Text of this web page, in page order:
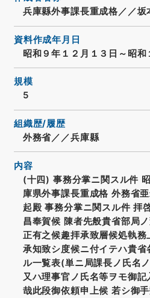
兵庫縣外事課長重成格／／
資料作成年月日
昭和９年１２月１３日～昭和
規模
5
組織歴/履歴
外務省／／兵庫縣
内容
(十四) 事務分掌ニ関スル件
庫県外事課長重成格 外務省
起殿 事務分掌ニ関スル件 拝
昌奉賀候 陳者先般貴省部局
正有之候趣拝承致層候処執
承知致シ度候ニ付イテハ貴
ル一覧表(単ニ局課長ノ氏名
又ハ理事官ノ氏名等ヲモ御
哉此段御依頼申上候 若シ御